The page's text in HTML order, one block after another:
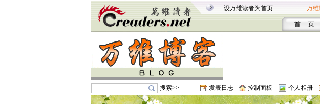
设万维读者为首页 万
首 页
搜索>> 发表日志 控制面板 个人相册